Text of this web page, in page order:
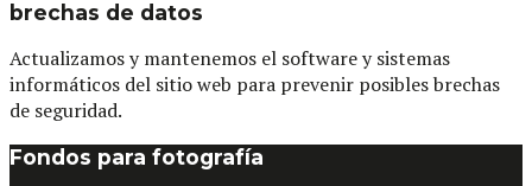
brechas de datos
Actualizamos y mantenemos el software y sistemas
informáticos del sitio web para prevenir posibles brechas
de seguridad.
Fondos para fotografía